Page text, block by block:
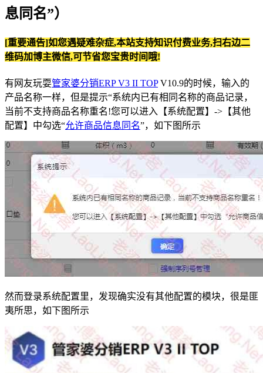
息同名”）
[重要通告]如您遇疑难杂症,本站支持知识付费业务,扫右边二
维码加博主微信,可节省您宝贵时间哦!
有网友玩耍管家婆分销ERP V3 II TOPV10.9的时候，输入的
产品名称一样，但是提示“系统内已有相同名称的商品记录，
当前不支持商品名称重名!您可以进入【系统配置】->【其他
配置】中勾选“允许商品信息同名”，如下图所示
然而登录系统配置里，发现确实没有其他配置的模块，很是匪
夷所思，如下图所示